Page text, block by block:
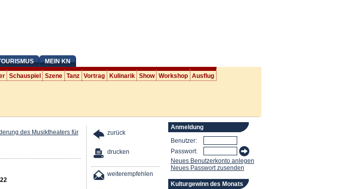
MEIN KN
Schauspiel Szene Tanz Vortrag Kulinarik Show Workshop Ausflug
des Musiktheaters für
zurück
drucken
weiterempfehlen
Anmeldung
Benutzer:
Passwort:
Neues Benutzerkonto anlegen
Neues Passwort zusenden
Kulturgewinn des Monats